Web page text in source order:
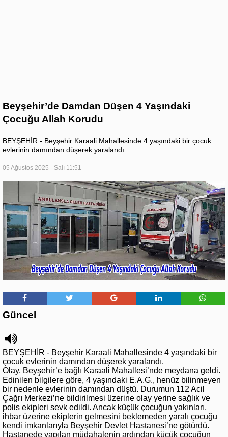
Beyşehir’de Damdan Düşen 4 Yaşındaki
Çocuğu Allah Korudu
BEYŞEHİR - Beyşehir Karaali Mahallesinde 4 yaşındaki bir çocuk
evlerinin damından düşerek yaralandı.
05 Ağustos 2025 - Salı 11:51
Güncel
BEYŞEHİR - Beyşehir Karaali Mahallesinde 4 yaşındaki bir
çocuk evlerinin damından düşerek yaralandı.
Olay, Beyşehir’e bağlı Karaali Mahallesi’nde meydana geldi.
Edinilen bilgilere göre, 4 yaşındaki E.A.G., henüz bilinmeyen
bir nedenle evlerinin damından düştü. Durumun 112 Acil
Çağrı Merkezi’ne bildirilmesi üzerine olay yerine sağlık ve
polis ekipleri sevk edildi. Ancak küçük çocuğun yakınları,
ihbar üzerine ekiplerin gelmesini beklemeden yaralı çocuğu
kendi imkanlarıyla Beyşehir Devlet Hastanesi’ne götürdü.
Hastanede yapılan müdahalenin ardından küçük çocuğun